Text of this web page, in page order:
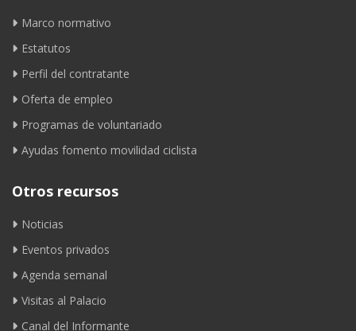
Marco normativo
Estatutos
Perfil del contratante
Oferta de empleo
Programas de voluntariado
Ayudas fomento movilidad ciclista
Otros recursos
Noticias
Eventos privados
Agenda semanal
Visitas al Palacio
Canal del Informante